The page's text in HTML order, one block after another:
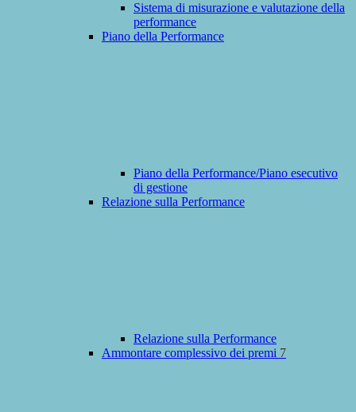
Sistema di misurazione e valutazione della
performance
Piano della Performance
Piano della Performance/Piano esecutivo
di gestione
Relazione sulla Performance
Relazione sulla Performance
Ammontare complessivo dei premi 7